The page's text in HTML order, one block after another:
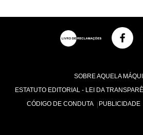
SOBRE AQUELA
ESTATUTO EDITORIAL - LEI DA
CÓDIGO DE CONDUTA
PUBLICIDADE